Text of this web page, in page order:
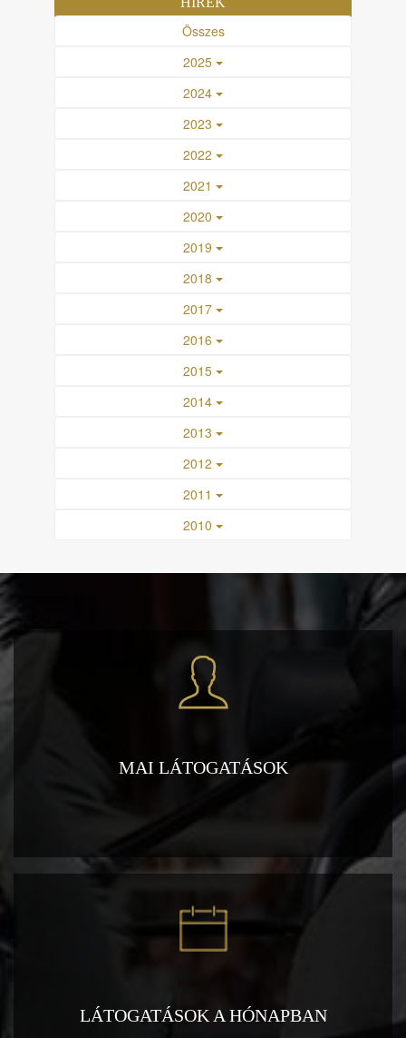
Összes
2025
2024
2023
2022
2021
2020
2019
2018
2017
2016
2015
2014
2013
2012
2011
2010
MAI LÁTOGATÁSOK
LÁTOGATÁSOK A HÓNAPBAN